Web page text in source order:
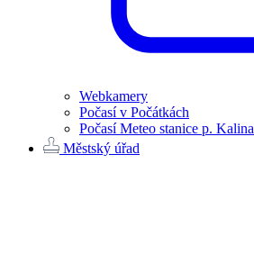
Webkamery
Počasí v Počátkách
Počasí Meteo stanice p. Kalina
Městský úřad